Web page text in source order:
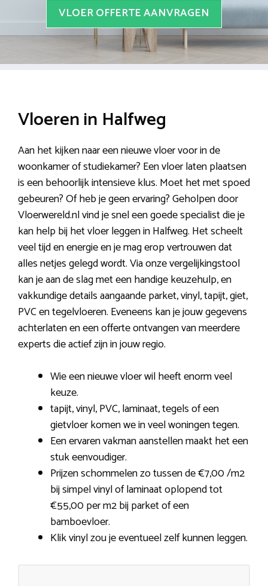
VLOER OFFERTE AANVRAGEN
Vloeren in Halfweg
Aan het kijken naar een nieuwe vloer voor in de
woonkamer of studiekamer? Een vloer laten plaatsen
is een behoorlijk intensieve klus. Moet het met spoed
gebeuren? Of heb je geen ervaring? Geholpen door
Vloerwereld.nl vind je snel een goede specialist die je
kan help bij het vloer leggen in Halfweg. Het scheelt
veel tijd en energie en je mag erop vertrouwen dat
alles netjes gelegd wordt. Via onze vergelijkingstool
kan je aan de slag met een handige keuzehulp, en
vakkundige details aangaande parket, vinyl, tapijt, giet,
PVC en tegelvloeren. Eveneens kan je jouw gegevens
achterlaten en een offerte ontvangen van meerdere
experts die actief zijn in jouw regio.
Wie een nieuwe vloer wil heeft enorm veel
keuze.
tapijt, vinyl, PVC, laminaat, tegels of een
gietvloer komen we in veel woningen tegen.
Een ervaren vakman aanstellen maakt het een
stuk eenvoudiger.
Prijzen schommelen zo tussen de €7,00 /m2
bij simpel vinyl of laminaat oplopend tot
€55,00 per m2 bij parket of een
bamboevloer.
Klik vinyl zou je eventueel zelf kunnen leggen.